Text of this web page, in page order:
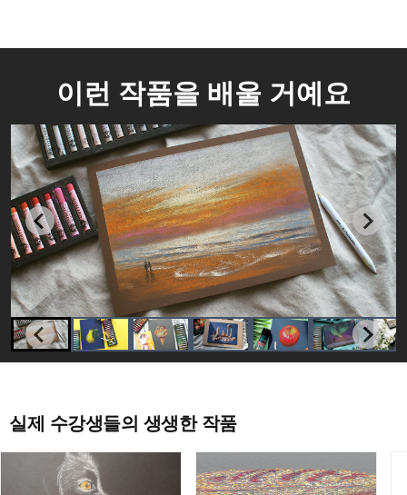
이런 작품을 배울 거예요
실제 수강생들의 생생한 작품